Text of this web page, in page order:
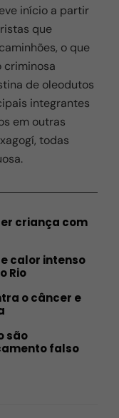
início a partir
que
o que
criminosa
de oleodutos
integrantes
em outras
todas
criança com
calor intenso
Rio
o câncer e
são
falso